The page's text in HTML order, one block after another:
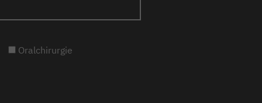
Oralchirurgie